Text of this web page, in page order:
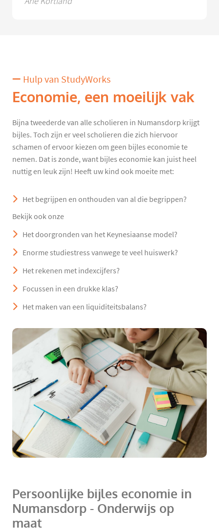
Hulp van StudyWorks
Economie, een moeilijk vak
Bijna tweederde van alle scholieren in Numansdorp krijgt
bijles. Toch zijn er veel scholieren die zich hiervoor
schamen of ervoor kiezen om geen bijles economie te
nemen. Dat is zonde, want bijles economie kan juist heel
nuttig en leuk zijn! Heeft uw kind ook moeite met:
Het begrijpen en onthouden van al die begrippen?
Bekijk ook onze
Het doorgronden van het Keynesiaanse model?
Enorme studiestress vanwege te veel huiswerk?
Het rekenen met indexcijfers?
Focussen in een drukke klas?
Het maken van een liquiditeitsbalans?
Persoonlijke bijles economie in
Numansdorp - Onderwijs op
maat